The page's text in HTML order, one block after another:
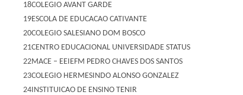
18COLEGIO AVANT GARDE
19ESCOLA DE EDUCACAO CATIVANTE
20COLEGIO SALESIANO DOM BOSCO
21CENTRO EDUCACIONAL UNIVERSIDADE STATUS
22MACE – EEIEFM PEDRO CHAVES DOS SANTOS
23COLEGIO HERMESINDO ALONSO GONZALEZ
24INSTITUICAO DE ENSINO TENIR